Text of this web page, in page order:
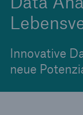
Innovative
neue